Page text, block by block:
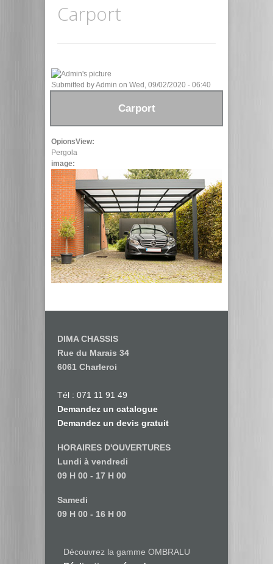
Carport
Submitted byAdmin on Wed, 09/02/2020 - 06:40
Carport
OpionsView:
Pergola
image:
DIMA CHASSIS
Rue du Marais 34
6061 Charleroi
Tél : 071 11 91 49
Demandez un catalogue
Demandez un devis gratuit
HORAIRES D'OUVERTURES
Lundi à vendredi
09 H 00 - 17 H 00
Samedi
09 H 00 - 16 H 00
Découvrez la gamme OMBRALU